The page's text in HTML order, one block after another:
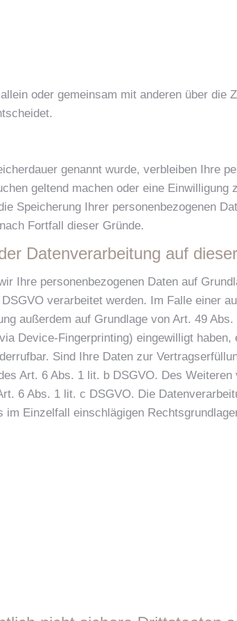
oder gemeinsam mit anderen über die
genannt wurde, verbleiben Ihre
geltend machen oder eine
Speicherung Ihrer personenbezogenen
Fortfall dieser Gründe.
Datenverarbeitung auf
Ihre personenbezogenen Daten auf
verarbeitet werden. Im Falle einer
außerdem auf Grundlage von Art. 49
Device-Fingerprinting) eingewilligt
Sind Ihre Daten zur
Art. 6 Abs. 1 lit. b DSGVO. Des
6 Abs. 1 lit. c DSGVO. Die
Einzelfall einschlägigen